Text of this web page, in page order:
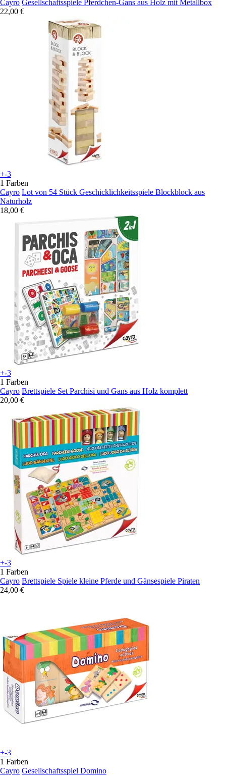
Cayro Gesellschaftsspiele Pferdchen-Gans aus Holz mit Metallbox
22,00 €
+-3
1 Farben
Cayro Lot von 54 Stück Geschicklichkeitsspiele Blockblock aus
Naturholz
18,00 €
+-3
1 Farben
Cayro Brettspiele Set Parchisi und Gans aus Holz komplett
20,00 €
+-3
1 Farben
Cayro Brettspiele Spiele kleine Pferde und Gänsespiele Piraten
24,00 €
+-3
1 Farben
Cayro Gesellschaftsspiel Domino